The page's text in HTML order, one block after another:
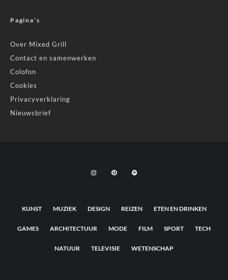
Pagina’s
Over Mixed Grill
Contact en samenwerken
Colofon
Cookies
Privacyverklaring
Nieuwsbrief
KUNST MUZIEK DESIGN REIZEN ETEN EN DRINKEN
GAMES ARCHITECTUUR MODE FILM SPORT TECH
NATUUR TELEVISIE WETENSCHAP